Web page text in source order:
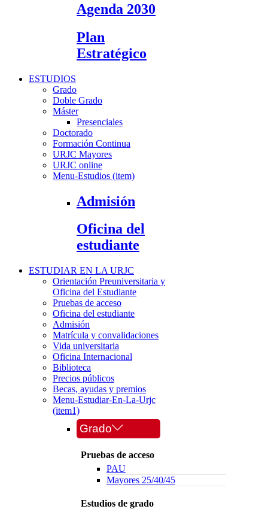
Agenda 2030
Plan
Estratégico
ESTUDIOS
Grado
Doble Grado
Máster
Presenciales
Doctorado
Formación Continua
URJC Mayores
URJC online
Menu-Estudios (item)
Admisión
Oficina del
estudiante
ESTUDIAR EN LA URJC
Orientación Preuniversitaria y
Oficina del Estudiante
Pruebas de acceso
Oficina del estudiante
Admisión
Matrícula y convalidaciones
Vida universitaria
Oficina Internacional
Biblioteca
Precios públicos
Becas, ayudas y premios
Menu-Estudiar-En-La-Urjc
(item1)
Grado
Pruebas de acceso
PAU
Mayores 25/40/45
Estudios de grado